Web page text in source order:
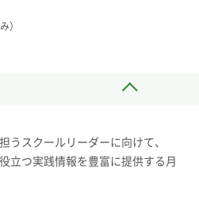
）
うスクールリーダーに向けて、
立つ実践情報を豊富に提供する月